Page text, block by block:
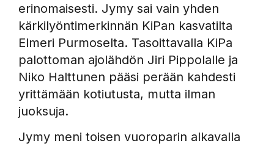
erinomaisesti. Jymy sai vain yhden
kärkilyöntimerkinnän KiPan kasvatilta
Elmeri Purmoselta. Tasoittavalla KiPa
palottoman ajolähdön Jiri Pippolalle ja
Niko Halttunen pääsi perään kahdesti
yrittämään kotiutusta, mutta ilman
juoksuja.
Jymy meni toisen vuoroparin alkavalla